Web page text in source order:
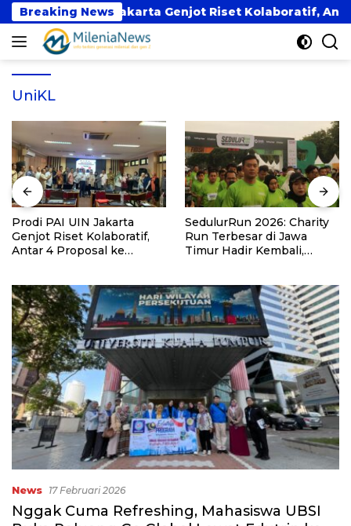
Langsung
ke
konten
Breaking News
PAI UIN Jakarta Genjot Riset Kolaboratif, Antar 4
UniKL
Prodi PAI UIN Jakarta
Genjot Riset Kolaboratif,
Antar 4 Proposal ke
SedulurRun 2026: Charity
Run Terbesar di Jawa
Timur Hadir Kembali,
Santri dan Guru Honorer
News 17 Februari 2026
Nggak Cuma Refreshing, Mahasiswa UBSI